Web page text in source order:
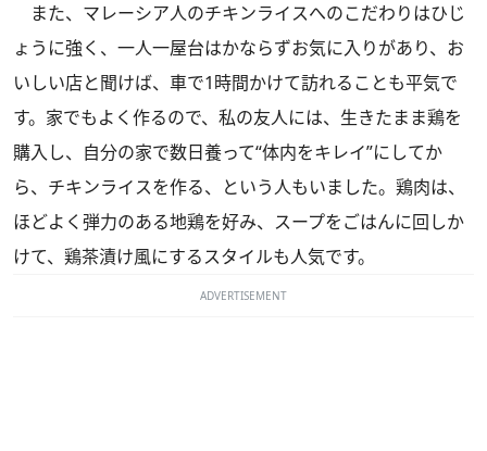
また、マレーシア人のチキンライスへのこだわりはひじ
ょうに強く、一人一屋台はかならずお気に入りがあり、お
いしい店と聞けば、車で1時間かけて訪れることも平気で
す。家でもよく作るので、私の友人には、生きたまま鶏を
購入し、自分の家で数日養って“体内をキレイ”にしてか
ら、チキンライスを作る、という人もいました。鶏肉は、
ほどよく弾力のある地鶏を好み、スープをごはんに回しか
けて、鶏茶漬け風にするスタイルも人気です。
ADVERTISEMENT